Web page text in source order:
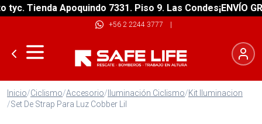
Tienda Apoquindo 7331. Piso 9. Las Condes¡ENVÍO
+56 2 2244 3777 |
Inicio/Ciclismo/Accesorio/Iluminación Ciclismo/Kit Iluminacion
/Set De Strap Para Luz Cobber Lil